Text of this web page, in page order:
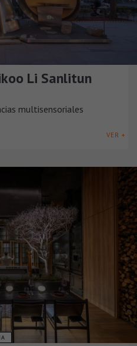
Li Sanlitun
multisensoriales
VER +